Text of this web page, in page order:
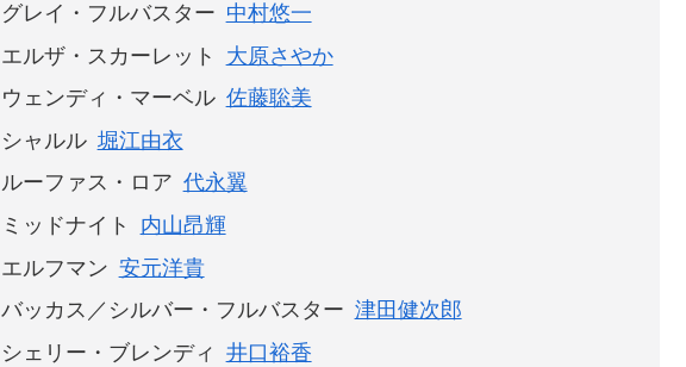
グレイ・フルバスター 中村悠一
エルザ・スカーレット
大原さやか
ウェンディ・マーベル 佐藤聡美
シャルル 堀江由衣
ルーファス・ロア 代永翼
ミッドナイト
内山昂輝
エルフマン 安元洋貴
バッカス／シルバー・フルバスター 津田健次郎
シェリー・ブレンディ 井口裕香